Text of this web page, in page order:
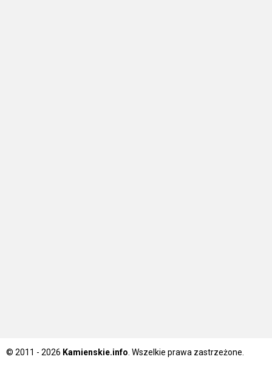
© 2011 - 2026 Kamienskie.info . Wszelkie prawa zastrzeżone.